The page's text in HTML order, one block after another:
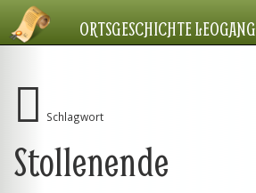
ORTSGESCHICHTE LEOGANG
Schlagwort
Stollenende